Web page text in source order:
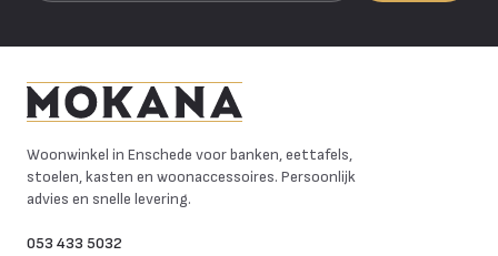
Woonwinkel in Enschede voor banken, eettafels,
stoelen, kasten en woonaccessoires. Persoonlijk
advies en snelle levering.
053 433 5032